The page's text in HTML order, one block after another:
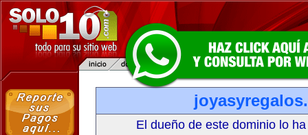
El dueño de este dominio lo